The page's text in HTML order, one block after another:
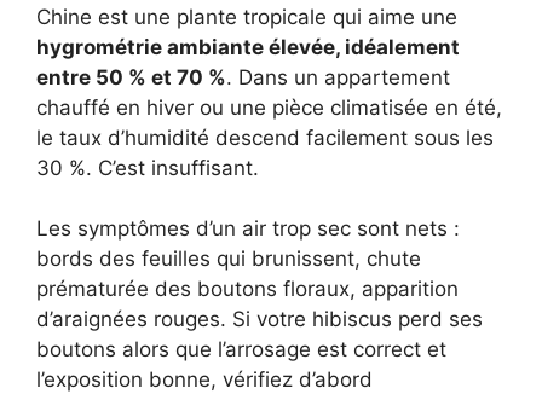
Chine est une plante tropicale qui aime une
hygrométrie ambiante élevée, idéalement
entre 50 % et 70 %. Dans un appartement
chauffé en hiver ou une pièce climatisée en été,
le taux d’humidité descend facilement sous les
30 %. C’est insuffisant.
Les symptômes d’un air trop sec sont nets :
bords des feuilles qui brunissent, chute
prématurée des boutons floraux, apparition
d’araignées rouges. Si votre hibiscus perd ses
boutons alors que l’arrosage est correct et
l’exposition bonne, vérifiez d’abord